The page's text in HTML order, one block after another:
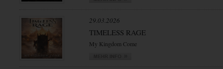
29.03.2026
TIMELESS RAGE
My Kingdom Come